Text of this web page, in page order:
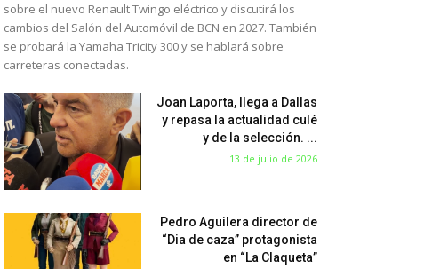
sobre el nuevo Renault Twingo eléctrico y discutirá los
cambios del Salón del Automóvil de BCN en 2027. También
se probará la Yamaha Tricity 300 y se hablará sobre
carreteras conectadas.
Joan Laporta, llega a Dallas
y repasa la actualidad culé
y de la selección. ...
13 de julio de 2026
Pedro Aguilera director de
“Dia de caza” protagonista
en “La Claqueta”